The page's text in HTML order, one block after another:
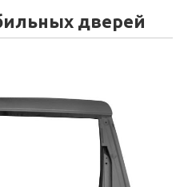
дверей